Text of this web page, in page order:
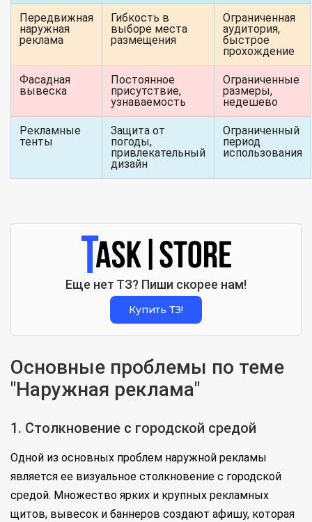
Передвижная
наружная
реклама
Гибкость в
выборе места
размещения
Ограниченная
аудитория,
быстрое
прохождение
Фасадная
вывеска
Постоянное
присутствие,
узнаваемость
Ограниченные
размеры,
недешево
Рекламные
тенты
Защита от
погоды,
привлекательный
дизайн
Ограниченный
период
использования
Еще нет ТЗ? Пиши скорее нам!
Купить ТЗ!
Основные проблемы по теме
"Наружная реклама"
1. Столкновение с городской средой
Одной из основных проблем наружной рекламы
является ее визуальное столкновение с городской
средой. Множество ярких и крупных рекламных
щитов, вывесок и баннеров создают афишу, которая